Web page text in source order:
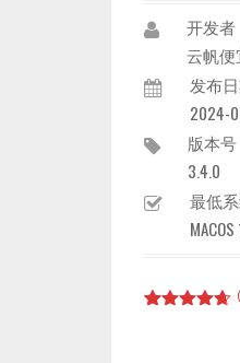
开发者
云帆便
发布
2024-
版本号
3.4.0
最低
(